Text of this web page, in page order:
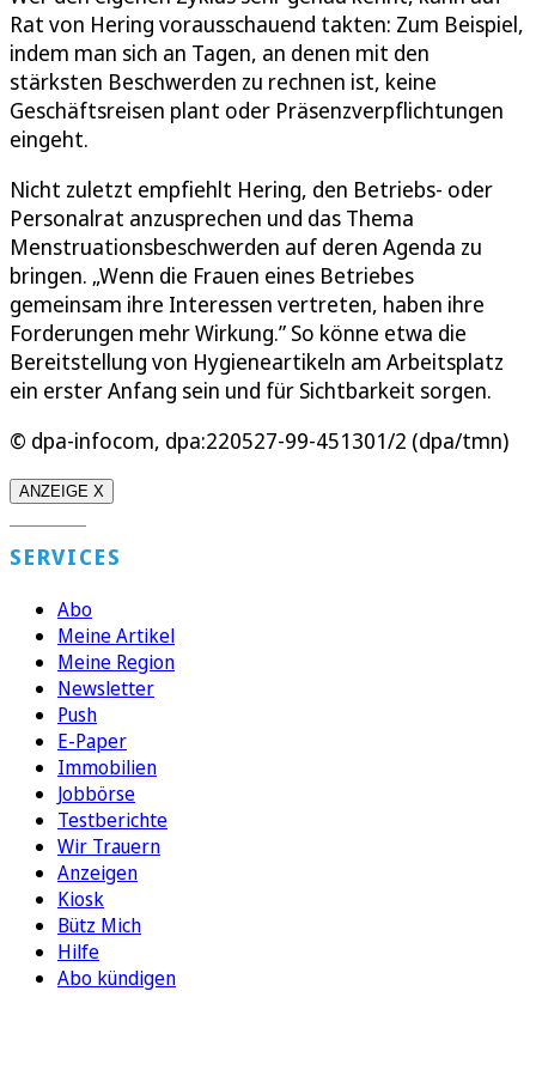
Rat von Hering vorausschauend takten: Zum Beispiel,
indem man sich an Tagen, an denen mit den
stärksten Beschwerden zu rechnen ist, keine
Geschäftsreisen plant oder Präsenzverpflichtungen
eingeht.
Nicht zuletzt empfiehlt Hering, den Betriebs- oder
Personalrat anzusprechen und das Thema
Menstruationsbeschwerden auf deren Agenda zu
bringen. „Wenn die Frauen eines Betriebes
gemeinsam ihre Interessen vertreten, haben ihre
Forderungen mehr Wirkung.” So könne etwa die
Bereitstellung von Hygieneartikeln am Arbeitsplatz
ein erster Anfang sein und für Sichtbarkeit sorgen.
© dpa-infocom, dpa:220527-99-451301/2 (dpa/tmn)
ANZEIGE X
SERVICES
Abo
Meine Artikel
Meine Region
Newsletter
Push
E-Paper
Immobilien
Jobbörse
Testberichte
Wir Trauern
Anzeigen
Kiosk
Bütz Mich
Hilfe
Abo kündigen